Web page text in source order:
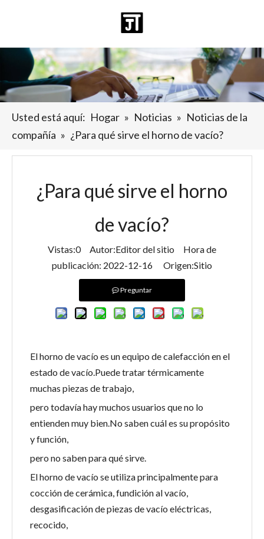
Deutsch
Pусский
العربية
Usted está aquí: Hogar » Noticias » Noticias de la
compañía » ¿Para qué sirve el horno de vacío?
¿Para qué sirve el horno
de vacío?
Vistas:0Autor:Editor del sitio Hora de
publicación: 2022-12-16 Origen:Sitio
Preguntar
El horno de vacío es un equipo de calefacción en el
estado de vacío.Puede tratar térmicamente
muchas piezas de trabajo,
pero todavía hay muchos usuarios que no lo
entienden muy bien.No saben cuál es su propósito
y función,
pero no saben para qué sirve.
El horno de vacío se utiliza principalmente para
cocción de cerámica, fundición al vacío,
desgasificación de piezas de vacío eléctricas,
recocido,